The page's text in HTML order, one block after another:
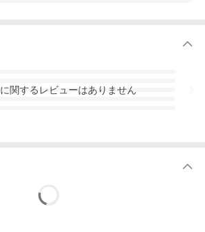
に関するレビューはありません